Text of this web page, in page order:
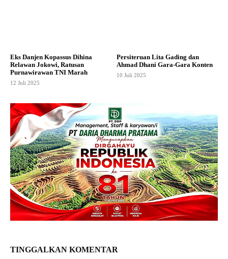
Eks Danjen Kopassus Dihina
Relawan Jokowi, Ratusan
Purnawirawan TNI Marah
12 Juli 2025
Persiteruan Lita Gading dan
Ahmad Dhani Gara-Gara Konten
10 Juli 2025
TINGGALKAN KOMENTAR